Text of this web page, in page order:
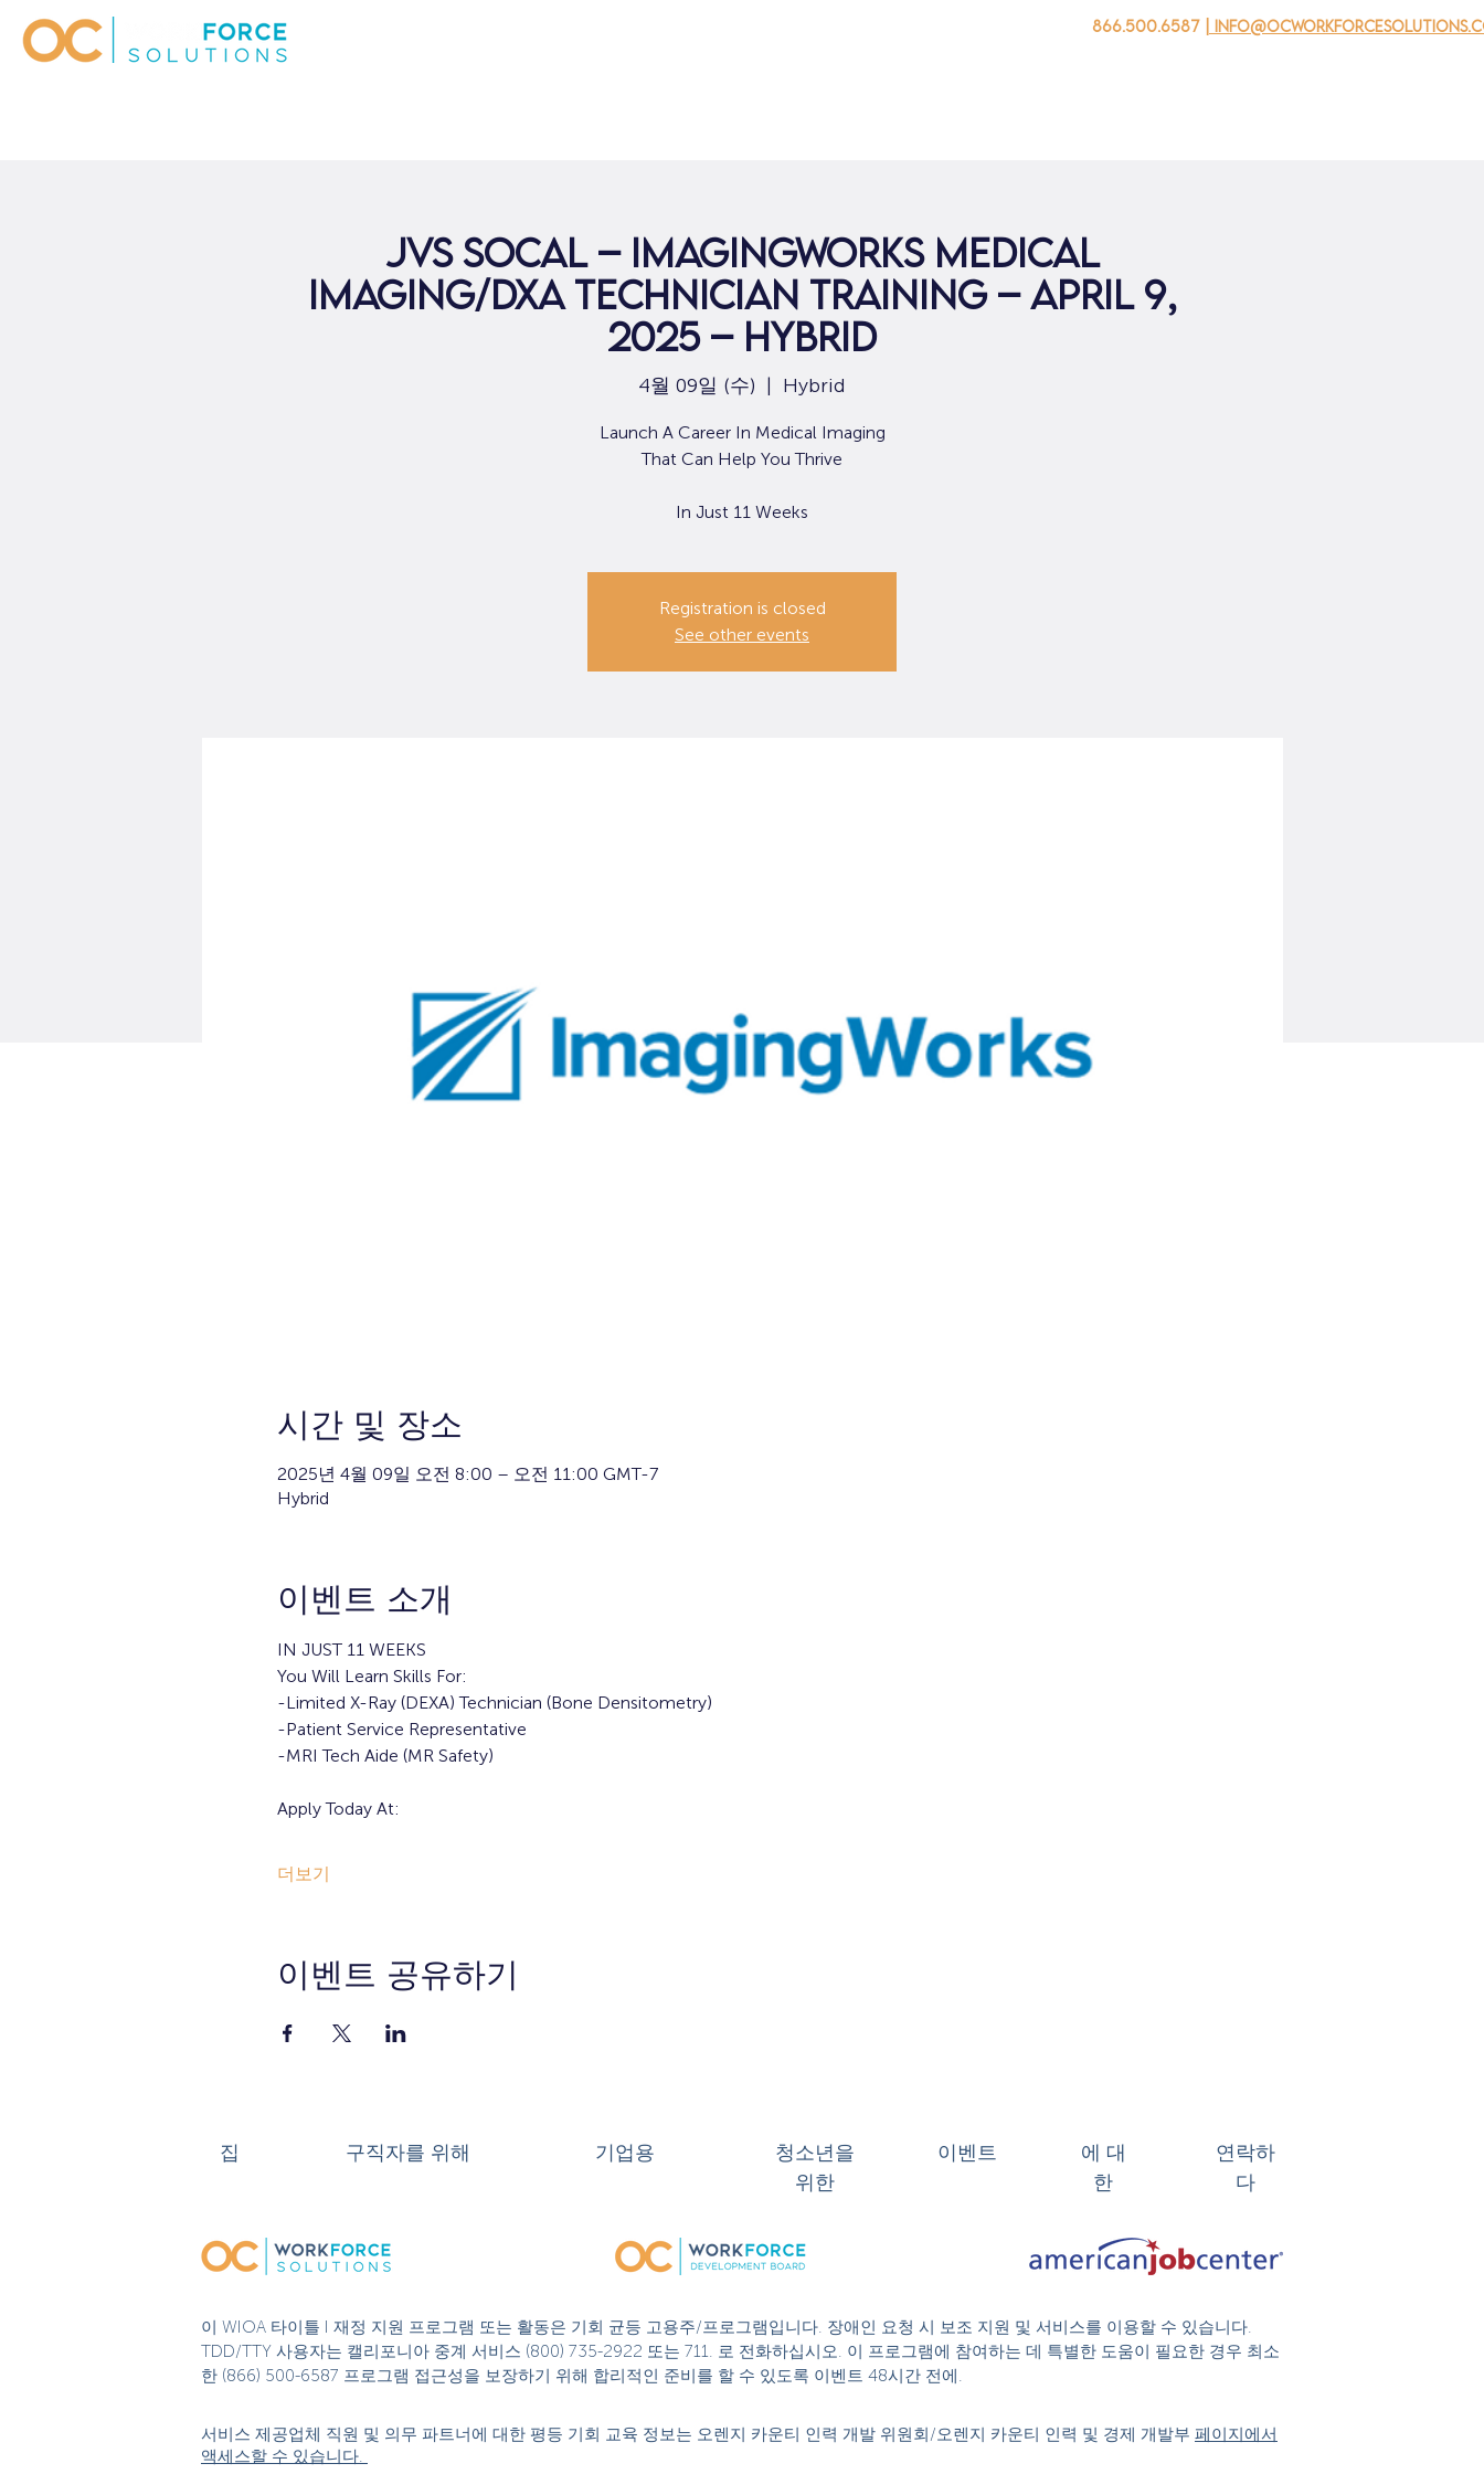
866.500.6587 |
JVS SoCal – ImagingWorks Medical
Imaging/DXA Technician Training – April 9,
2025 – Hybrid
4월 09일 (수)
  |
Hybrid
Launch A Career In Medical Imaging
That Can Help You Thrive
In Just 11 Weeks
Registration is closed
See other events
시간 및 장소
2025년 4월 09일 오전 8:00 – 오전 11:00 GMT-7
Hybrid
이벤트 소개
IN JUST 11 WEEKS
You Will Learn Skills For:
-Limited X-Ray (DEXA) Technician (Bone Densitometry)
-Patient Service Representative
-MRI Tech Aide (MR Safety)
Apply Today At:
더보기
이벤트 공유하기
집 구직자를 위해 기업용
청소년을
위한
이벤트
에 대
한
연락하
다
이 WIOA 타이틀 I 재정 지원 프로그램 또는 활동은 기회 균등 고용주/프로그램입니다. 장애인 요청 시 보조 지원 및 서비스를 이용할 수 있습니다.
TDD/TTY 사용자는 캘리포니아 중계 서비스 (800) 735-2922 또는 711. 로 전화하십시오. 이 프로그램에 참여하는 데 특별한 도움이 필요한 경우 최소
한 (866) 500-6587 프로그램 접근성을 보장하기 위해 합리적인 준비를 할 수 있도록 이벤트 48시간 전에.
서비스 제공업체 직원 및 의무 파트너에 대한 평등 기회 교육 정보는 오렌지 카운티 인력 개발 위원회/오렌지 카운티 인력 및 경제 개발부 페이지에서
액세스할 수 있습니다.